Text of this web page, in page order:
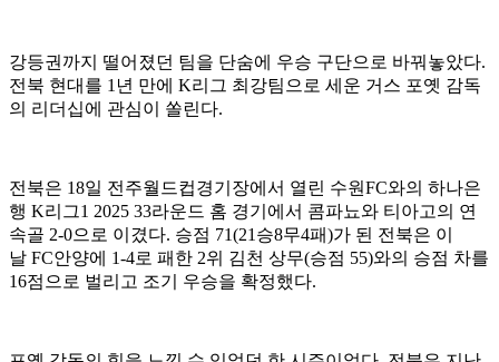
강등권까지 떨어졌던 팀을 단숨에 우승 구단으로 바꿔놓았다.
전북 현대를 1년 만에 K리그 최강팀으로 세운 거스 포옛 감독
의 리더십에 관심이 쏠린다.
전북은 18일 전주월드컵경기장에서 열린 수원FC와의 하나은
행 K리그1 2025 33라운드 홈 경기에서 콤파뇨와 티아고의 연
속골 2-0으로 이겼다. 승점 71(21승8무4패)가 된 전북은 이
날 FC안양에 1-4로 패한 2위 김천 상무(승점 55)와의 승점 차를
16점으로 벌리고 조기 우승을 확정했다.